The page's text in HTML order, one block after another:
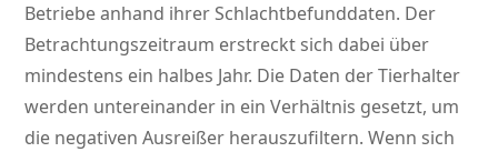
Betriebe anhand ihrer Schlachtbefunddaten. Der
Betrachtungszeitraum erstreckt sich dabei über
mindestens ein halbes Jahr. Die Daten der Tierhalter
werden untereinander in ein Verhältnis gesetzt, um
die negativen Ausreißer herauszufiltern. Wenn sich